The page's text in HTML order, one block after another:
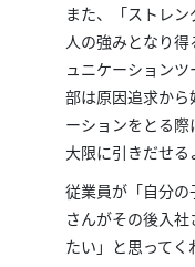
また、「ストレ
人の強みとなり
ュニケーション
部は原因追求か
ーションをとる
大限に引きだせる
従業員が「自分
さんがその後入
たい」と思って